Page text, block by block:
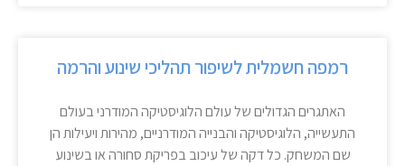
רמפה חשמלית לשיפור תהליכי שינוע והרמה
האתגרים הגדולים של עולם הלוגיסטיקה המודרני בעולם
התעשייה, הלוגיסטיקה והבנייה המודרניים, מהירות ויעילות הן
שם המשחק. כל דקה של עיכוב בפריקת סחורה או בשינוע